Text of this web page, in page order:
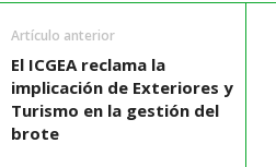
Artículo anterior
El ICGEA reclama la
implicación de Exteriores y
Turismo en la gestión del
brote